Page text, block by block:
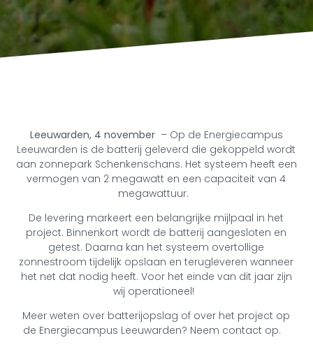
Leeuwarden, 4 november – Op de Energiecampus
Leeuwarden is de batterij geleverd die gekoppeld wordt
aan zonnepark Schenkenschans. Het systeem heeft een
vermogen van 2 megawatt en een capaciteit van 4
megawattuur.
De levering markeert een belangrijke mijlpaal in het
project. Binnenkort wordt de batterij aangesloten en
getest. Daarna kan het systeem overtollige
zonnestroom tijdelijk opslaan en terugleveren wanneer
het net dat nodig heeft. Voor het einde van dit jaar zijn
wij operationeel!
Meer weten over batterijopslag of over het project op
de Energiecampus Leeuwarden? Neem contact op.